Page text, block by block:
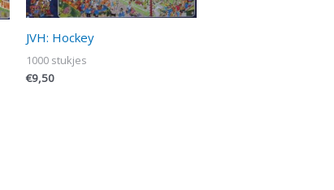
JVH: Hockey
1000 stukjes
€9,50